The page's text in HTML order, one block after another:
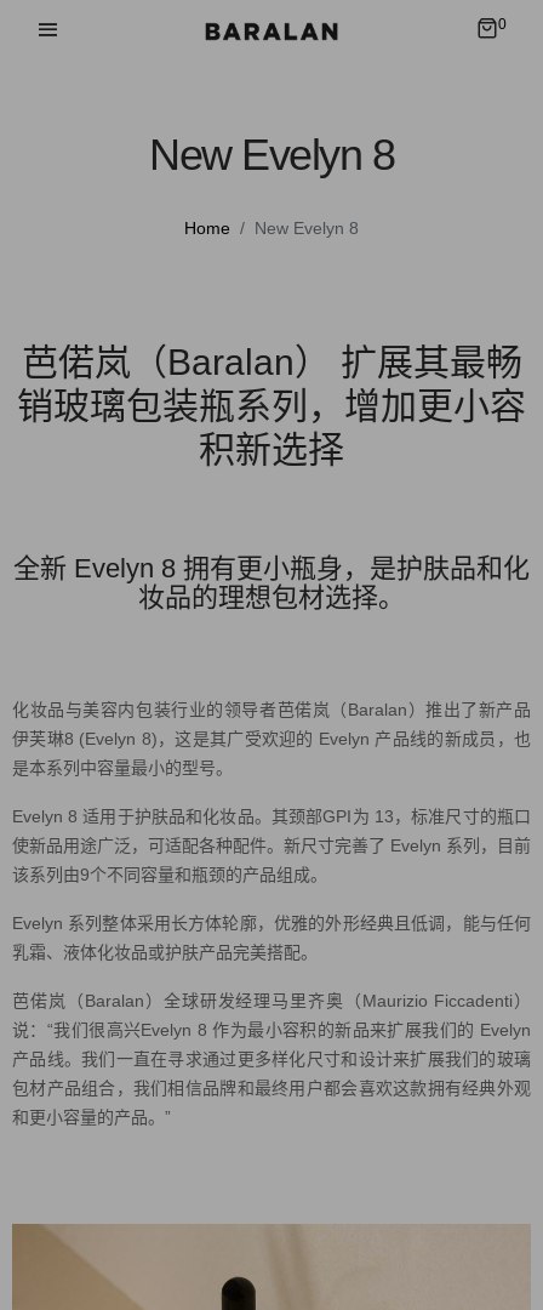
0
New Evelyn 8
Home New Evelyn 8
芭偌岚（Baralan） 扩展其最畅
销玻璃包装瓶系列，增加更小容
积新选择
全新 Evelyn 8 拥有更小瓶身，是护肤品和化
妆品的理想包材选择。
化妆品与美容内包装行业的领导者芭偌岚（Baralan）推出了新产品
伊芙琳8 (Evelyn 8)，这是其广受欢迎的 Evelyn 产品线的新成员，也
是本系列中容量最小的型号。
Evelyn 8 适用于护肤品和化妆品。其颈部GPI为 13，标准尺寸的瓶口
使新品用途广泛，可适配各种配件。新尺寸完善了 Evelyn 系列，目前
该系列由9个不同容量和瓶颈的产品组成。
Evelyn 系列整体采用长方体轮廓，优雅的外形经典且低调，能与任何
乳霜、液体化妆品或护肤产品完美搭配。
芭偌岚（Baralan）全球研发经理马里齐奥（Maurizio Ficcadenti）
说：“我们很高兴Evelyn 8 作为最小容积的新品来扩展我们的 Evelyn
产品线。我们一直在寻求通过更多样化尺寸和设计来扩展我们的玻璃
包材产品组合，我们相信品牌和最终用户都会喜欢这款拥有经典外观
和更小容量的产品。”